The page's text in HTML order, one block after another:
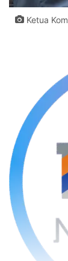
Ketua